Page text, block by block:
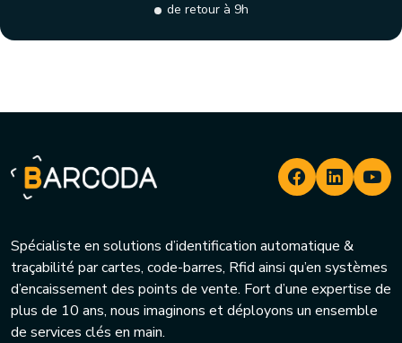
de retour à 9h
Spécialiste en solutions d’identification automatique &
traçabilité par cartes, code-barres, Rfid ainsi qu’en systèmes
d’encaissement des points de vente. Fort d’une expertise de
plus de 10 ans, nous imaginons et déployons un ensemble
de services clés en main.